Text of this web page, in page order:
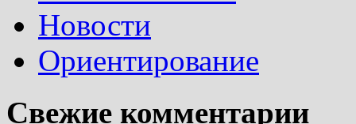
Новости
Ориентирование
Свежие комментарии